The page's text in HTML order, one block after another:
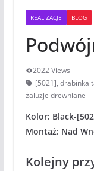
REALIZACJE BLOG
2022 Views
[5021], drabinka
żaluzje drewniane
Kolor: Black-
Montaż: Nad
Kolejny